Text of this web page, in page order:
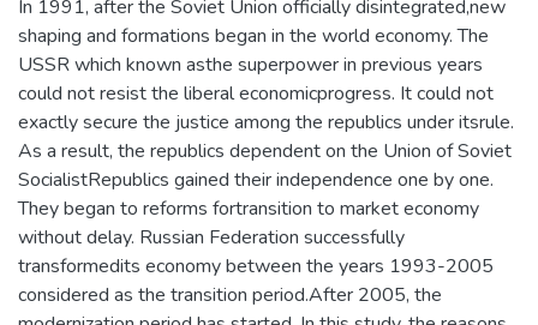
In 1991, after the Soviet Union officially disintegrated,new
shaping and formations began in the world economy. The
USSR which known asthe superpower in previous years
could not resist the liberal economicprogress. It could not
exactly secure the justice among the republics under itsrule.
As a result, the republics dependent on the Union of Soviet
SocialistRepublics gained their independence one by one.
They began to reforms fortransition to market economy
without delay. Russian Federation successfully
transformedits economy between the years 1993-2005
considered as the transition period.After 2005, the